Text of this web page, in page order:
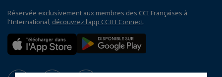
Réservée exclusivement aux membres des CCI Françaises à
l'International, découvrez l'app CCIFI Connect.